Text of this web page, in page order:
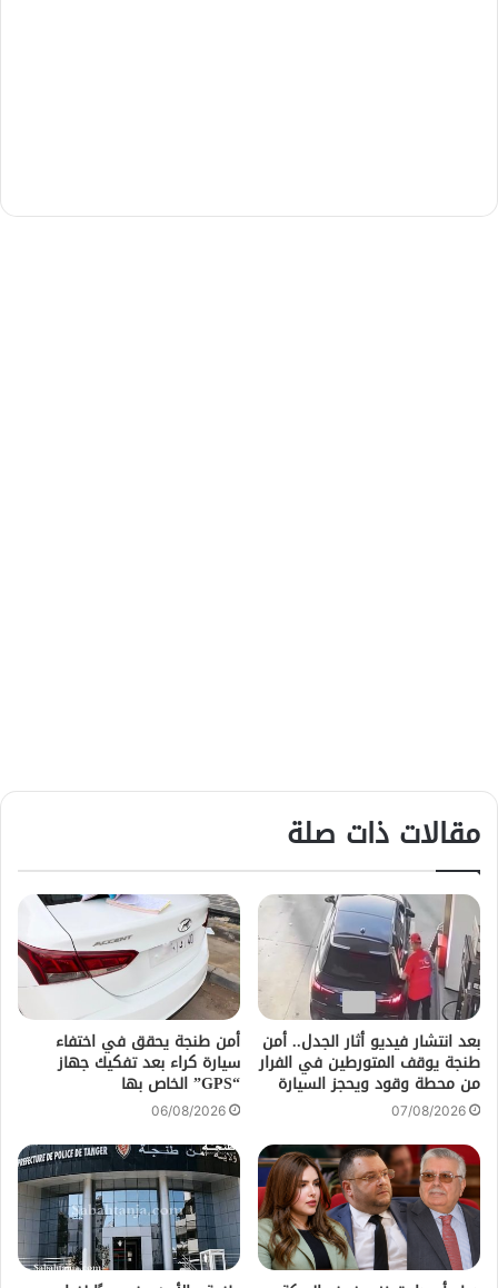
مقالات ذات صلة
بعد انتشار فيديو أثار الجدل.. أمن
طنجة يوقف المتورطين في الفرار
من محطة وقود ويحجز السيارة
07/08/2026
أمن طنجة يحقق في اختفاء
سيارة كراء بعد تفكيك جهاز
“GPS” الخاص بها
06/08/2026